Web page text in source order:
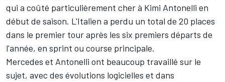
qui a coûté particulièrement cher à Kimi Antonelli en
début de saison. L'Italien a perdu un total de 20 places
dans le premier tour après les six premiers départs de
l'année, en sprint ou course principale.
Mercedes et Antonelli ont beaucoup travaillé sur le
sujet, avec des évolutions logicielles et dans